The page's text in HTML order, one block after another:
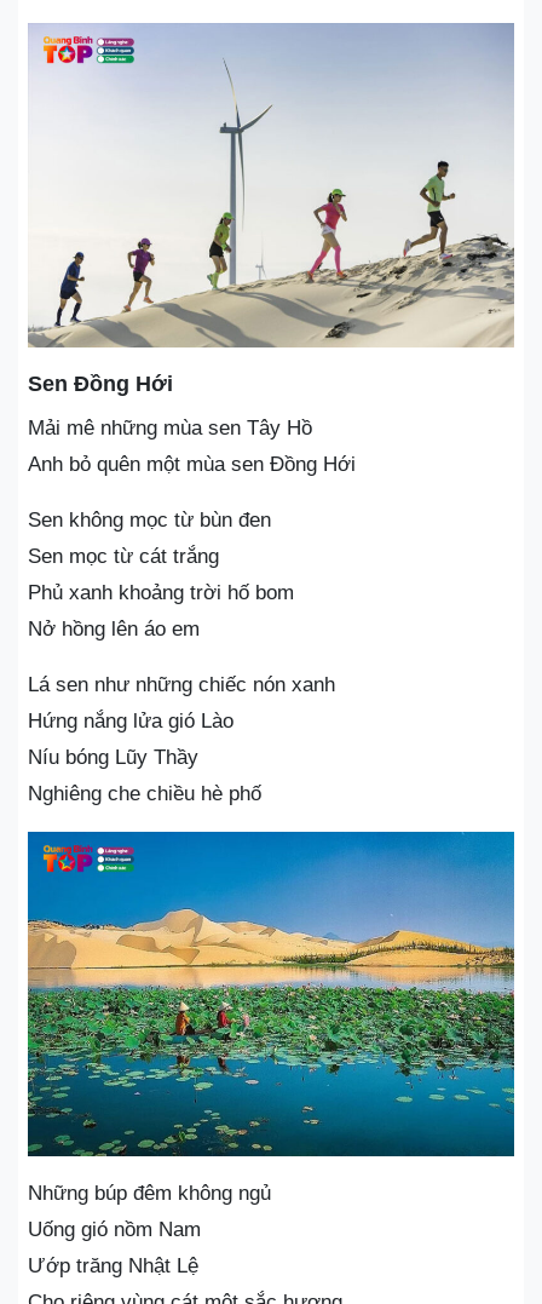
Sen Đồng Hới
Mải mê những mùa sen Tây Hồ
Anh bỏ quên một mùa sen Đồng Hới
Sen không mọc từ bùn đen
Sen mọc từ cát trắng
Phủ xanh khoảng trời hố bom
Nở hồng lên áo em
Lá sen như những chiếc nón xanh
Hứng nắng lửa gió Lào
Níu bóng Lũy Thầy
Nghiêng che chiều hè phố
Những búp đêm không ngủ
Uống gió nồm Nam
Ướp trăng Nhật Lệ